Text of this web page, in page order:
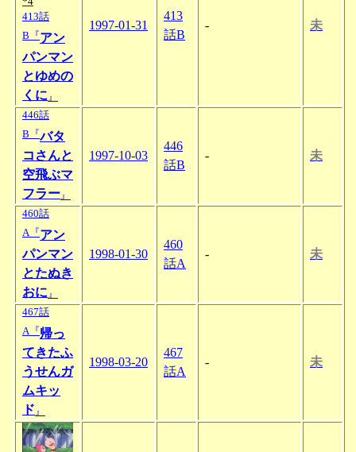
413話
B『アン
パンマン
とゆめの
くに 』
1997-01-31
413
話B
- 未
446話
B『バタ
コさんと
空飛ぶマ
フラー 』
1997-10-03
446
話B
- 未
460話
A『アン
パンマン
とたぬき
おに 』
1998-01-30
460
話A
- 未
467話
A『帰っ
てきたふ
うせんガ
ムキッ
ド 』
1998-03-20
467
話A
- 未